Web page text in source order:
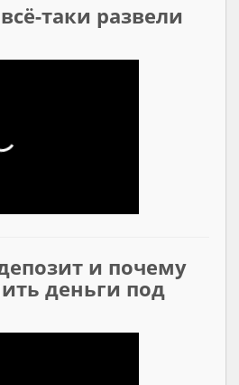
таки развели
и почему
деньги под